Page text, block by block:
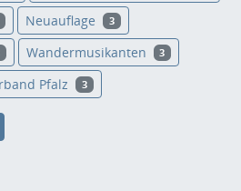
Neuauflage 3
Wandermusikanten 3
Pfalz 3